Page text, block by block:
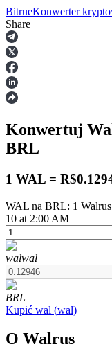
Kontrakty terminowe
Kontrakty
BitrueKonwerter
Share
Konwertuj
BRL
1 WAL =
WAL na BRL: 1
10 at 2:00 AM
walwal
BRL
Kupić wal (wal)
O Walrus